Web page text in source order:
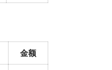
金额